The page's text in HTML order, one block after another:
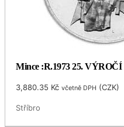
Mince :R.1973 25.
3,880.35 Kč včetně DPH (CZK)
Stříbro